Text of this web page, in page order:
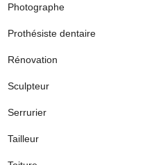
Photographe
Prothésiste dentaire
Rénovation
Sculpteur
Serrurier
Tailleur